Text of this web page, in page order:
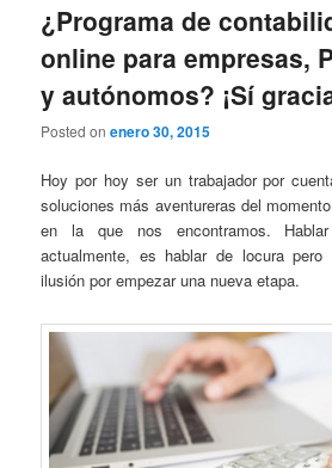
¿Programa de
online para empresas,
y autónomos? ¡Sí
Posted onenero 30, 2015
Hoy por hoy ser un trabajador por
soluciones más aventureras del
en la que nos encontramos.
actualmente, es hablar de locura
ilusión por empezar una nueva etapa.